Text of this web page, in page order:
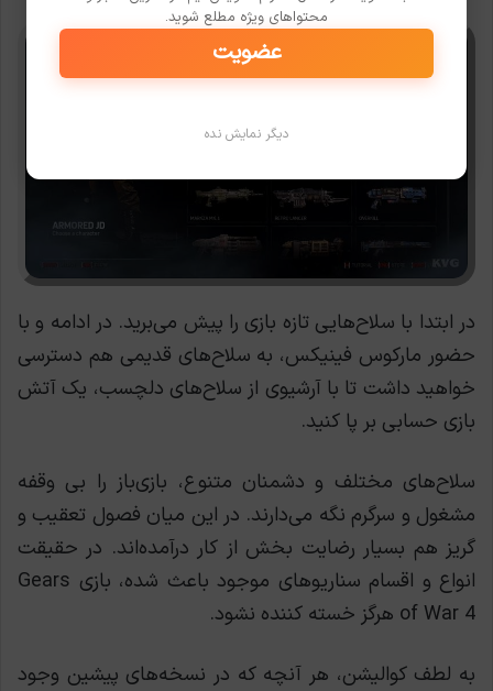
در ابتدا با سلاح‌هایی تازه بازی را پیش می‌برید. در ادامه و با
حضور مارکوس فینیکس، به سلاح‌های قدیمی هم دسترسی
خواهید داشت تا با آرشیوی از سلاح‌های دلچسب، یک آتش
بازی حسابی بر پا کنید.
سلاح‌های مختلف و دشمنان متنوع، بازی‌باز را بی وقفه
مشغول و سرگرم نگه می‌دارند. در این میان فصول تعقیب و
گریز هم بسیار رضایت بخش از کار درآمده‌اند. در حقیقت
انواع و اقسام سناریوهای موجود باعث شده، بازی Gears
of War 4 هرگز خسته کننده نشود.
به لطف کوالیشن، هر آنچه که در نسخه‌های پیشین وجود
محتواهای ویژه مطلع شوید.
عضویت
دیگر نمایش نده